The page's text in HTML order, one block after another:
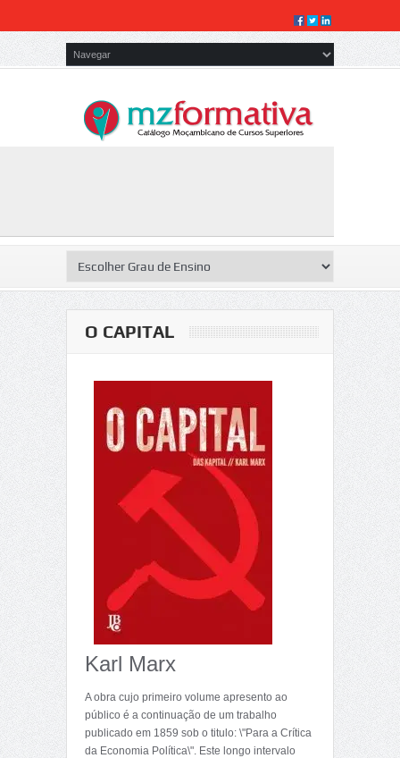
O CAPITAL
Karl Marx
A obra cujo primeiro volume apresento ao
público é a continuação de um trabalho
publicado em 1859 sob o titulo: \"Para a Crítica
da Economia Política\". Este longo intervalo